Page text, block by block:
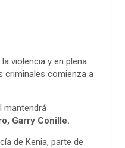
violencia y en plena
criminales comienza a
mantendrá
Garry Conille.
de Kenia, parte de